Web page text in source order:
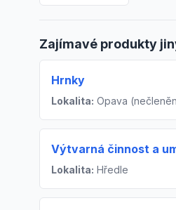
Zajímavé produkty
Hrnky
Lokalita: Opava
Výtvarná činnost a
Lokalita: Hředle